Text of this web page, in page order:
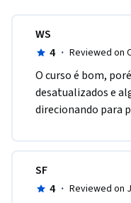
WS
4 · Reviewed on
O curso é bom,
desatualizados e
direcionando para
SF
4 · Reviewed on